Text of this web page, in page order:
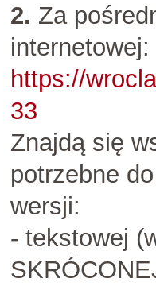
2. Za
internetowej:
https://
33
Znajdą się
potrzebne
wersji:
- tekstowej